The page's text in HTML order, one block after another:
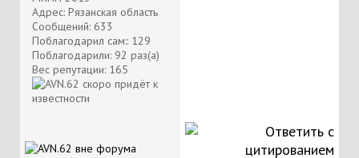
Адрес: Рязанская область
Сообщений: 633
Поблагодарил сам:: 129
Поблагодарили: 92 раз(а)
Вес репутации: 165